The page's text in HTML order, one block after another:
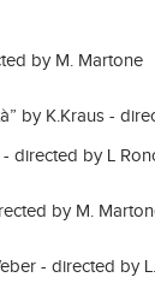
by M. Martone
by K.Kraus -
directed by L
by M.
- directed by